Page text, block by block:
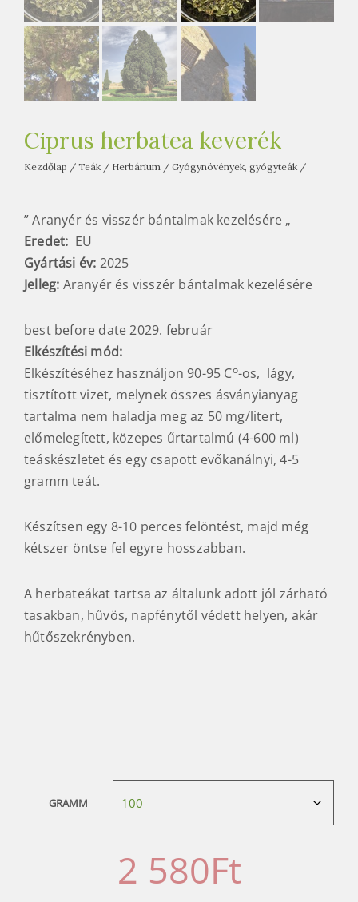
t
e
a
h
z
Ciprus herbatea keverék
Kezdőlap / Teák / Herbárium / Gyógynövények, gyógyteák /
” Aranyér és visszér bántalmak kezelésére „
Eredet: EU
Gyártási év: 2025
Jelleg: Aranyér és visszér bántalmak kezelésére
best before date 2029. február
Elkészítési mód:
Elkészítéséhez használjon 90-95 Co-os, lágy,
tisztított vizet, melynek összes ásványianyag
tartalma nem haladja meg az 50 mg/litert,
előmelegített, közepes űrtartalmú (4-600 ml)
teáskészletet és egy csapott evőkanálnyi, 4-5
gramm teát.
Készítsen egy 8-10 perces felöntést, majd még
kétszer öntse fel egyre hosszabban.
A herbateákat tartsa az általunk adott jól zárható
tasakban, hűvös, napfénytől védett helyen, akár
hűtőszekrényben.
GRAMM
2 580Ft